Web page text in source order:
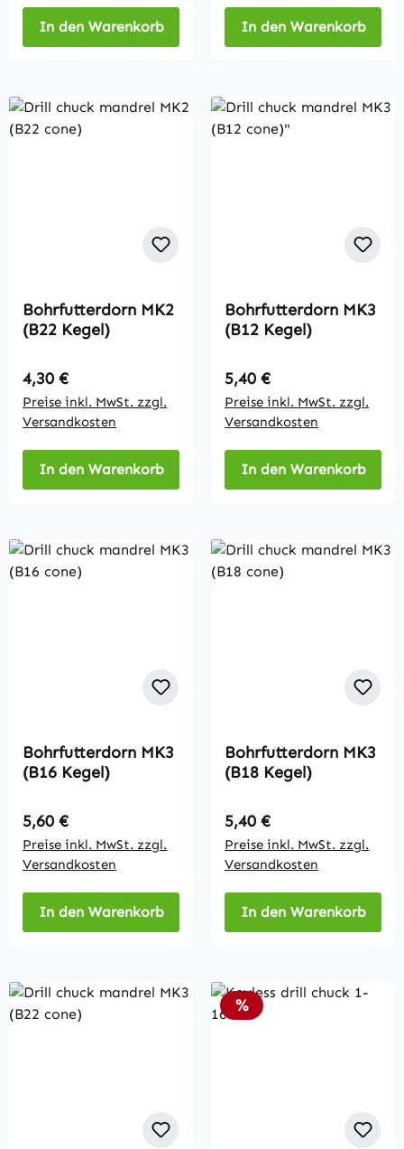
In den Warenkorb In den Warenkorb
Bohrfutterdorn MK2
(B22 Kegel)
Regulärer Preis:
4,30 €
Preise inkl. MwSt. zzgl.
Versandkosten
In den Warenkorb
Bohrfutterdorn MK3
(B12 Kegel)
Regulärer Preis:
5,40 €
Preise inkl. MwSt. zzgl.
Versandkosten
In den Warenkorb
Bohrfutterdorn MK3
(B16 Kegel)
Regulärer Preis:
5,60 €
Preise inkl. MwSt. zzgl.
Versandkosten
In den Warenkorb
Bohrfutterdorn MK3
(B18 Kegel)
Regulärer Preis:
5,40 €
Preise inkl. MwSt. zzgl.
Versandkosten
In den Warenkorb
Rabatt
%